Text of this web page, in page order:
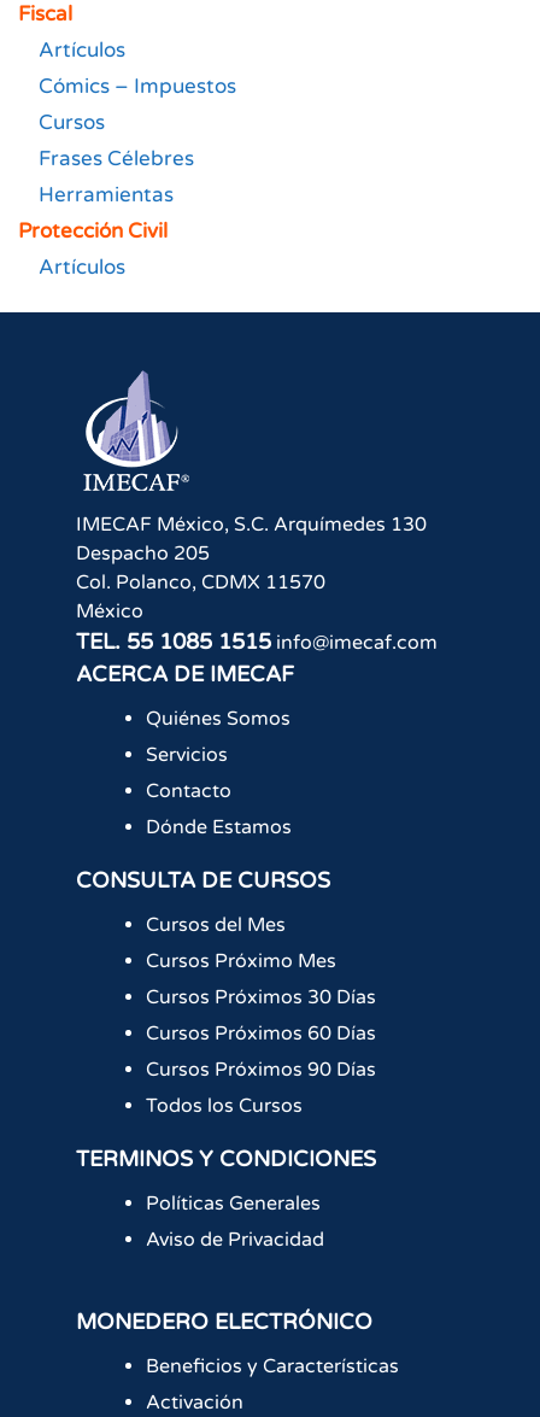
Fiscal
Artículos
Cómics – Impuestos
Cursos
Frases Célebres
Herramientas
Protección Civil
Artículos
IMECAF México, S.C. Arquímedes 130
Despacho 205
Col. Polanco, CDMX 11570
México
TEL. 55 1085 1515 info@imecaf.com
ACERCA DE IMECAF
Quiénes Somos
Servicios
Contacto
Dónde Estamos
CONSULTA DE CURSOS
Cursos del Mes
Cursos Próximo Mes
Cursos Próximos 30 Días
Cursos Próximos 60 Días
Cursos Próximos 90 Días
Todos los Cursos
TERMINOS Y CONDICIONES
Políticas Generales
Aviso de Privacidad
MONEDERO ELECTRÓNICO
Beneficios y Características
Activación